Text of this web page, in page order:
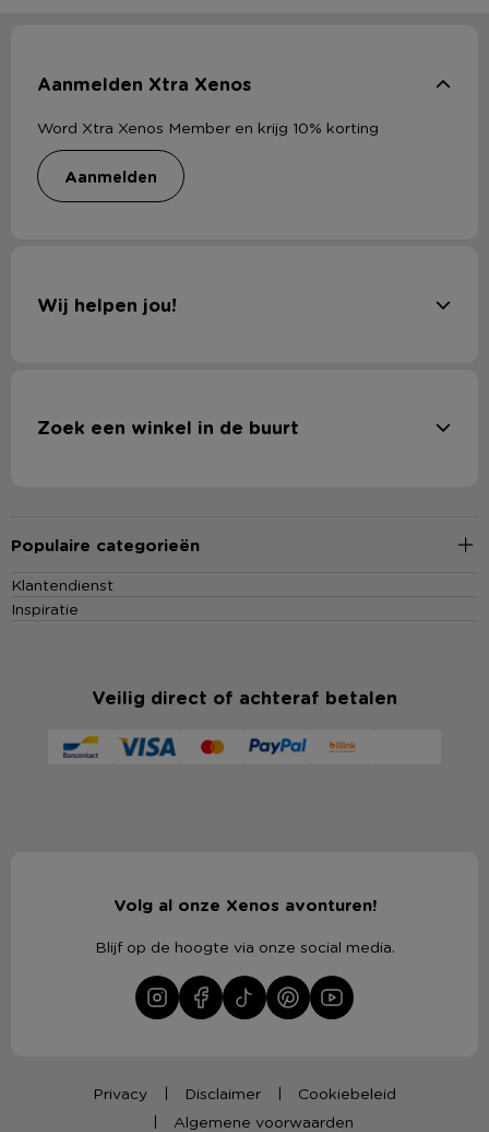
Aanmelden Xtra Xenos
Word Xtra Xenos Member en krijg 10% korting
aanmelden
Wij helpen jou!
Zoek een winkel in de buurt
Populaire categorieën
Klantendienst
Inspiratie
Veilig direct of achteraf betalen
Volg al onze Xenos avonturen!
Blijf op de hoogte via onze social media.
Privacy Disclaimer
Cookiebeleid
Algemene voorwaarden